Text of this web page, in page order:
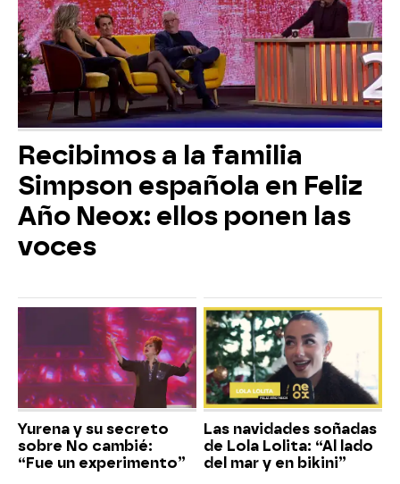
Recibimos a la familia
Simpson española en Feliz
Año Neox: ellos ponen las
voces
Yurena y su secreto
sobre No cambié:
“Fue un experimento”
Las navidades soñadas
de Lola Lolita: “Al lado
del mar y en bikini”